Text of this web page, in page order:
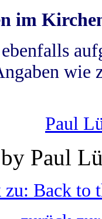
im
wie
Paul
Paul
zu: Back to